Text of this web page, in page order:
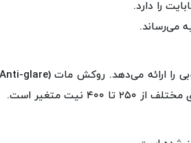
متغیر است.